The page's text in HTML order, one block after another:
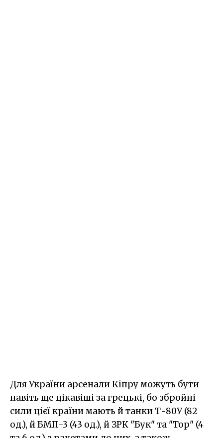
Для України арсенали Кіпру можуть бути
навіть ще цікавіші за грецькі, бо збройні
сили цієї країни мають й танки Т-80У (82
од.), й БМП-3 (43 од.), й ЗРК "Бук" та "Тор" (4